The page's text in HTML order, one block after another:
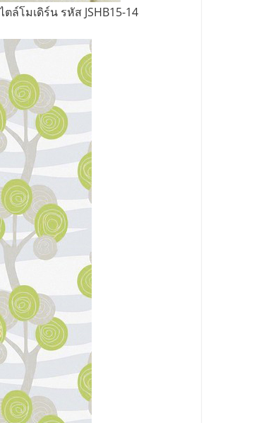
ล์โมเดิร์น รหัส JSHB15-14